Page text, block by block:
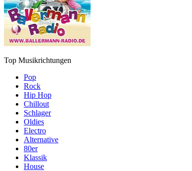
Top Musikrichtungen
Pop
Rock
Hip Hop
Chillout
Schlager
Oldies
Electro
Alternative
80er
Klassik
House